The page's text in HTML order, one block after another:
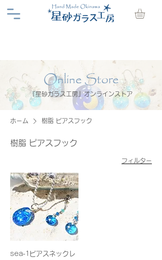
Online Store
『星砂ガラス工房』オンラインストア
ホーム 樹脂 ピアスフック
樹脂 ピアスフック
フィルター
sea-1ピアスネックレ